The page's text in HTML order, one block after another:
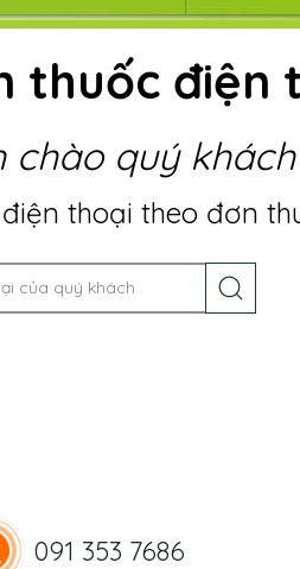
thuốc điện
chào quý khách
thoại theo đơn
091 353 7686